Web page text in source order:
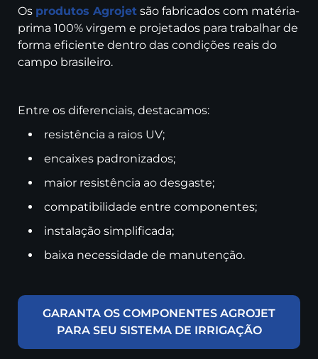
Os produtos Agrojet são fabricados com matéria-
prima 100% virgem e projetados para trabalhar de
forma eficiente dentro das condições reais do
campo brasileiro.
Entre os diferenciais, destacamos:
resistência a raios UV;
encaixes padronizados;
maior resistência ao desgaste;
compatibilidade entre componentes;
instalação simplificada;
baixa necessidade de manutenção.
GARANTA OS COMPONENTES AGROJET
PARA SEU SISTEMA DE IRRIGAÇÃO